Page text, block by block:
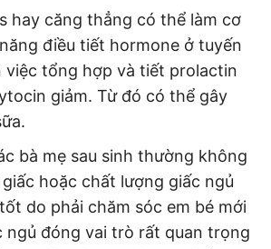
hay căng thẳng có thể làm cơ
điều tiết hormone ở tuyến
việc tổng hợp và tiết prolactin
giảm. Từ đó có thể gây
bà mẹ sau sinh thường không
hoặc chất lượng giấc ngủ
do phải chăm sóc em bé mới
ngủ đóng vai trò rất quan trọng